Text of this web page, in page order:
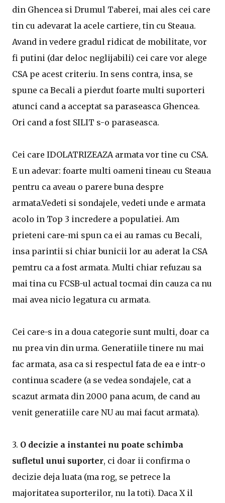
din Ghencea si Drumul Taberei, mai ales cei care
tin cu adevarat la acele cartiere, tin cu Steaua.
Avand in vedere gradul ridicat de mobilitate, vor
fi putini (dar deloc neglijabili) cei care vor alege
CSA pe acest criteriu. In sens contra, insa, se
spune ca Becali a pierdut foarte multi suporteri
atunci cand a acceptat sa paraseasca Ghencea.
Ori cand a fost SILIT s-o paraseasca.
Cei care IDOLATRIZEAZA armata vor tine cu CSA.
E un adevar: foarte multi oameni tineau cu Steaua
pentru ca aveau o parere buna despre
armata.Vedeti si sondajele, vedeti unde e armata
acolo in Top 3 incredere a populatiei. Am
prieteni care-mi spun ca ei au ramas cu Becali,
insa parintii si chiar bunicii lor au aderat la CSA
pemtru ca a fost armata. Multi chiar refuzau sa
mai tina cu FCSB-ul actual tocmai din cauza ca nu
mai avea nicio legatura cu armata.
Cei care-s in a doua categorie sunt multi, doar ca
nu prea vin din urma. Generatiile tinere nu mai
fac armata, asa ca si respectul fata de ea e intr-o
continua scadere (a se vedea sondajele, cat a
scazut armata din 2000 pana acum, de cand au
venit generatiile care NU au mai facut armata).
3. O decizie a instantei nu poate schimba
sufletul unui suporter, ci doar ii confirma o
decizie deja luata (ma rog, se petrece la
majoritatea suporterilor, nu la toti). Daca X il